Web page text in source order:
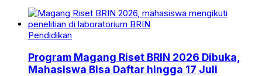
Pendidikan
Program Magang Riset BRIN 2026 Dibuka,
Mahasiswa Bisa Daftar hingga 17 Juli